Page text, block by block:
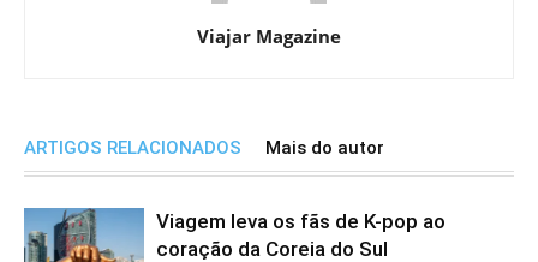
Viajar Magazine
ARTIGOS RELACIONADOS Mais do autor
Viagem leva os fãs de K-pop ao
coração da Coreia do Sul